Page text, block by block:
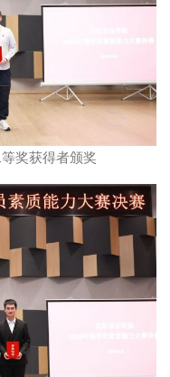
奖获得者颁奖